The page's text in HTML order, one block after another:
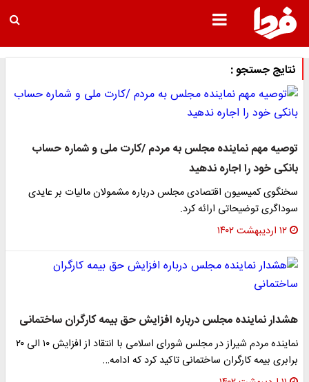
نتایج جستجو :
توصیه مهم نماینده مجلس به مردم /کارت ملی و شماره حساب
بانکی خود را اجاره ندهید
سخنگوی کمیسیون اقتصادی مجلس درباره مشمولان مالیات بر عایدی
سوداگری توضیحاتی ارائه کرد.
۱۲ اردیبهشت ۱۴۰۲
هشدار نماینده مجلس درباره افزایش حق بیمه کارگران ساختمانی
نماینده مردم شیراز در مجلس شورای اسلامی با انتقاد از افزایش ۱۰ الی ۲۰
برابری بیمه کارگران ساختمانی تاکید کرد که ادامه…